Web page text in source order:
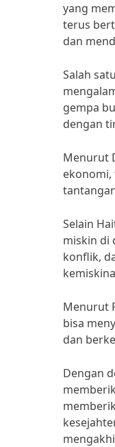
yang
terus
dan
Salah
gempa
dengan
Menurut
ekonomi,
Selain
miskin di
konflik,
Menurut
bisa
dan
Dengan